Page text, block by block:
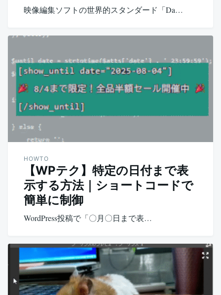
映像編集ソフトの世界的スタンダード「Da…
HOWTO
【WPテク】特定の日付まで表
示する方法｜ショートコードで
簡単に制御
WordPress投稿で「〇月〇日まで表…